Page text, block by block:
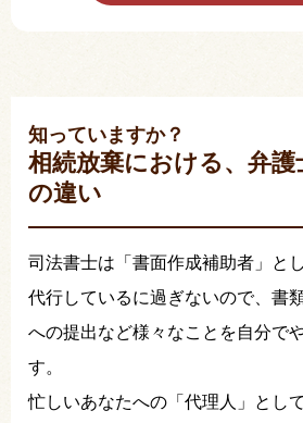
知っていますか？
相続放棄における、弁護
の違い
司法書士は「書面作成補助者」と
代行しているに過ぎないので、書
への提出など様々なことを自分で
す。
忙しいあなたへの「代理人」とし